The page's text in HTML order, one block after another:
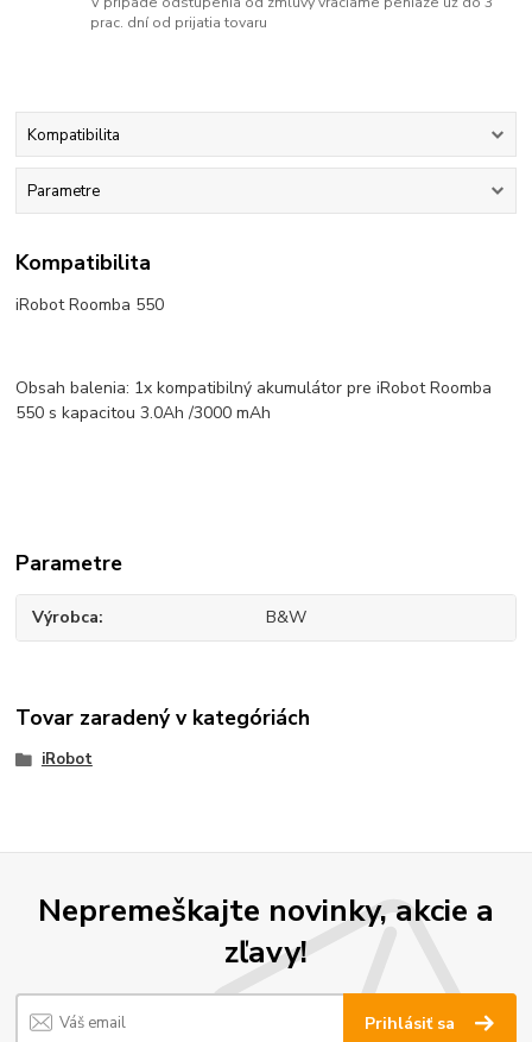
prac. dní od prijatia tovaru
Kompatibilita
Parametre
Kompatibilita
iRobot Roomba 550
Obsah balenia: 1x kompatibilný akumulátor pre iRobot Roomba
550 s kapacitou 3.0Ah /3000 mAh
Parametre
Výrobca B&W
Tovar zaradený v kategóriách
iRobot
Nepremeškajte novinky, akcie a
zľavy!
Prihlásiť sa